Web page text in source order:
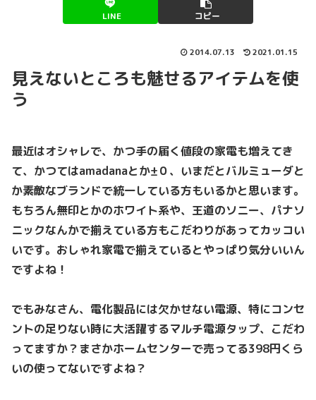
LINE コピー
2014.07.13 2021.01.15
見えないところも魅せるアイテムを使
う
最近はオシャレで、かつ手の届く値段の家電も増えてき
て、かつてはamadanaとか±０、いまだとバルミューダと
か素敵なブランドで統一している方もいるかと思います。
もちろん無印とかのホワイト系や、王道のソニー、パナソ
ニックなんかで揃えている方もこだわりがあってカッコい
いです。おしゃれ家電で揃えているとやっぱり気分いいん
ですよね！
でもみなさん、電化製品には欠かせない電源、特にコンセ
ントの足りない時に大活躍するマルチ電源タップ、こだわ
ってますか？まさかホームセンターで売ってる398円くら
いの使ってないですよね？